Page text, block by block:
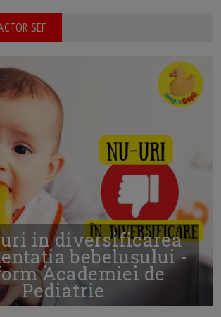
SEF
uri in diversificarea
bebelușului -
Academiei de
Pediatrie